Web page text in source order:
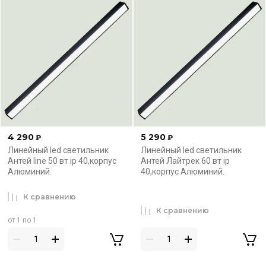
4 290 ₽
Линейный led светильник
Антей line 50 вт ip 40,корпус
Алюминий.
от 1 по 1
К сравнению
5 290 ₽
Линейный led светильник
Антей Лайтрек 60 вт ip
40,корпус Алюминий.
К сравнению